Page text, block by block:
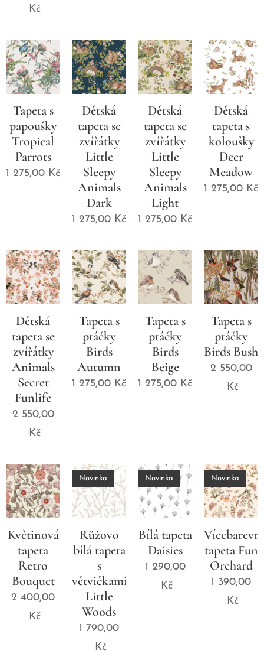
Kč
Tapeta s
papoušky
Tropical
Parrots
1 275,00 Kč
Dětská
tapeta se
zvířátky
Little
Sleepy
Animals
Dark
1 275,00 Kč
Dětská
tapeta se
zvířátky
Little
Sleepy
Animals
Light
1 275,00 Kč
Dětská
tapeta s
koloušky
Deer
Meadow
1 275,00 Kč
Dětská
tapeta se
zvířátky
Animals
Secret
Funlife
2 550,00
Kč
Tapeta s
ptáčky
Birds
Autumn
1 275,00 Kč
Tapeta s
ptáčky
Birds
Beige
1 275,00 Kč
Tapeta s
ptáčky
Birds Bush
2 550,00
Kč
Květinová
tapeta
Retro
Bouquet
2 400,00
Kč
Růžovo
bílá tapeta
s
větvičkami
Little
Woods
Novinka
1 790,00
Kč
Bílá tapeta
Daisies
Novinka
1 290,00
Kč
tapeta Fun
Orchard
Novinka
1 390,00
Kč